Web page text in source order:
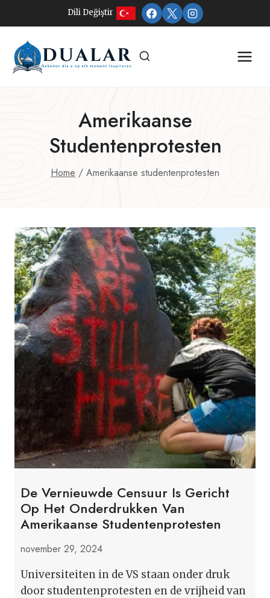
naar
inhoud
Dili Değiştir
Amerikaanse
Studentenprotesten
Home / Amerikaanse studentenprotesten
De Vernieuwde Censuur Is Gericht
Op Het Onderdrukken Van
Amerikaanse Studentenprotesten
november 29, 2024
Universiteiten in de VS staan onder druk
door studentenprotesten en de vrijheid van